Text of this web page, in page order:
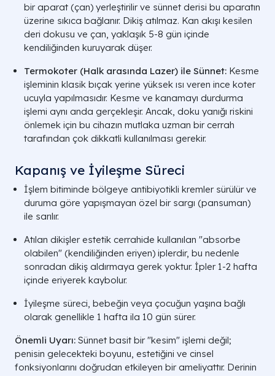
bir aparat (çan) yerleştirilir ve sünnet derisi bu aparatın
üzerine sıkıca bağlanır. Dikiş atılmaz. Kan akışı kesilen
deri dokusu ve çan, yaklaşık 5-8 gün içinde
kendiliğinden kuruyarak düşer.
Termokoter (Halk arasında Lazer) ile Sünnet: Kesme
işleminin klasik bıçak yerine yüksek ısı veren ince koter
ucuyla yapılmasıdır. Kesme ve kanamayı durdurma
işlemi aynı anda gerçekleşir. Ancak, doku yanığı riskini
önlemek için bu cihazın mutlaka uzman bir cerrah
tarafından çok dikkatli kullanılması gerekir.
Kapanış ve İyileşme Süreci
İşlem bitiminde bölgeye antibiyotikli kremler sürülür ve
duruma göre yapışmayan özel bir sargı (pansuman)
ile sarılır.
Atılan dikişler estetik cerrahide kullanılan "absorbe
olabilen" (kendiliğinden eriyen) iplerdir, bu nedenle
sonradan dikiş aldırmaya gerek yoktur. İpler 1-2 hafta
içinde eriyerek kaybolur.
İyileşme süreci, bebeğin veya çocuğun yaşına bağlı
olarak genellikle 1 hafta ila 10 gün sürer.
Önemli Uyarı: Sünnet basit bir "kesim" işlemi değil;
penisin gelecekteki boyunu, estetiğini ve cinsel
fonksiyonlarını doğrudan etkileyen bir ameliyattır. Derinin